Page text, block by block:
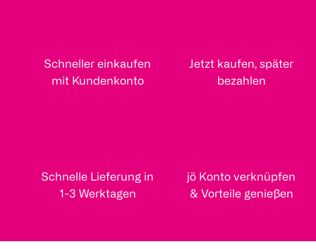
Schneller einkaufen
mit Kundenkonto
Jetzt kaufen, später
bezahlen
Schnelle Lieferung in
1-3 Werktagen
jö Konto verknüpfen
& Vorteile genießen